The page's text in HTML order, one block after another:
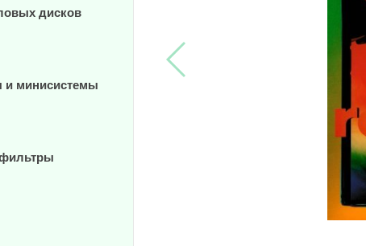
дисков
и минисистемы